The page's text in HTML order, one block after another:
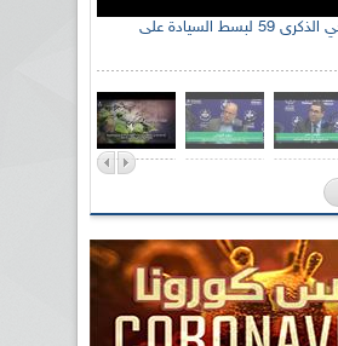
الإذاعة الجزائرية تحي الذكرى 59 لبسط السيادة على